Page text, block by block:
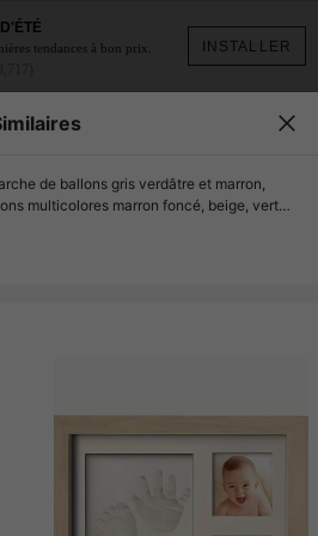
INSTALLER
tendances à bon prix.
de ballons gris verdâtre et marron,
multicolores marron foncé, beige, vert
pour la décoration de fête de jungle
de garçon/fille, mariage, baby